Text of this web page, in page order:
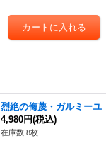
烈絶の侮蔑・ガルミーユ
4,980円(税込)
在庫数 8枚